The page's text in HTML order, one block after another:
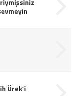
Ürek’i